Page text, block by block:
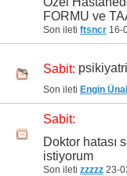
FORMU ve
Son ileti ftsncr 16-
Sabit:
Son ileti Engin
Sabit:
Doktor hatası
istiyorum
Son ileti zzzzz 23-